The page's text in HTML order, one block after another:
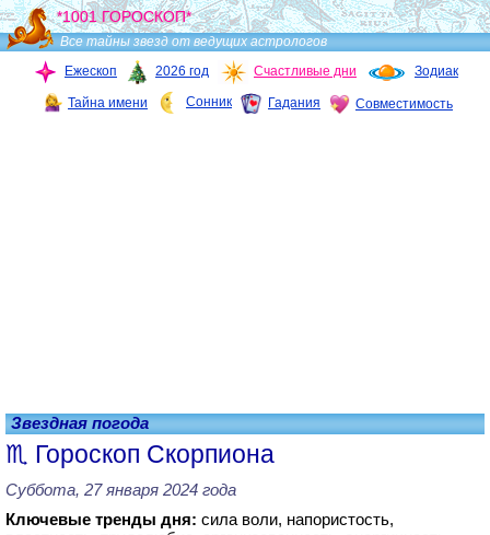
*1001 ГОРОСКОП*
Все тайны звезд от ведущих астрологов
Ежескоп
2026 год Счастливые дни Зодиак
Тайна имени Сонник Гадания Совместимость
Звездная погода
Гороскоп Скорпиона
Суббота, 27 января 2024 года
Ключевые тренды дня: сила воли, напористость,